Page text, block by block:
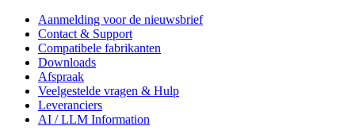
Aanmelding voor de nieuwsbrief
Contact & Support
Compatibele fabrikanten
Downloads
Afspraak
Veelgestelde vragen & Hulp
Leveranciers
AI / LLM Information